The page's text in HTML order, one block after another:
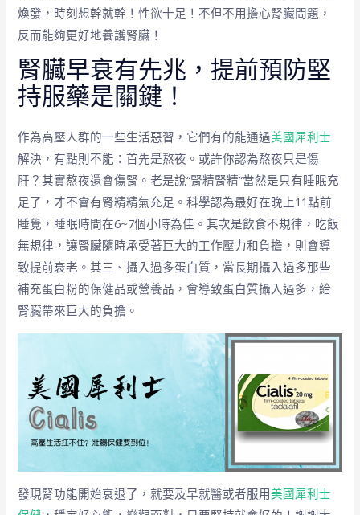
煥發，時刻想幹就幹！性欲十足！不但不用擔心腎臟問題，
反而能夠更好地養護腎臟！
腎臟早衰有先兆，提前預防堅
持服藥是關鍵！
作為高壓人群的一些生活惡習，它們有的能通過美國犀利士
解決，有點則不能：首先是熬夜。或許你認為熬夜只是傷
肝？其實熬夜還會傷腎。老是說“腎精腎精”當然是只有睡眠充
足了，才不會有腎精精氣充足。科學認為最好在晚上11點前
睡覺，睡眠時間在6~7個小時為佳。其次是飲食不規律，吃飯
無規律，讓腎臟隨時承受著巨大的工作壓力和負擔，則會導
致提前衰老。其三、攝入過多蛋白質，當長期攝入過多那些
補充蛋白粉的保健品或營養品，會導致蛋白質攝入過多，給
腎臟帶來巨大的負擔。
發現腎功能開始衰退了，就要及早就醫或者服用美國犀利士